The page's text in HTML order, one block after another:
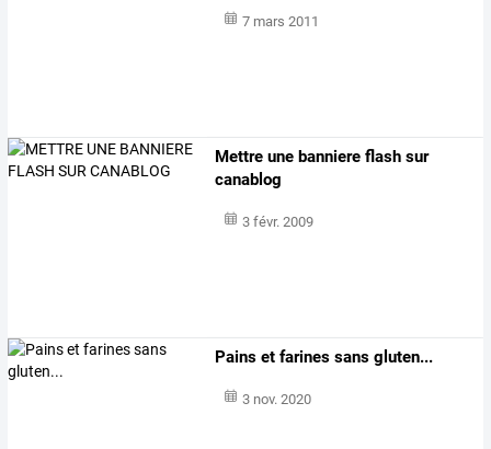
7 mars 2011
Mettre une banniere flash sur
canablog
3 févr. 2009
Pains et farines sans gluten...
3 nov. 2020